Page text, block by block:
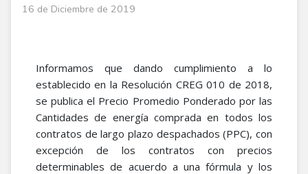
16 de Diciembre de 2019
Informamos que dando cumplimiento a lo
establecido en la Resolución CREG 010 de 2018,
se publica el Precio Promedio Ponderado por las
Cantidades de energía comprada en todos los
contratos de largo plazo despachados (PPC), con
excepción de los contratos con precios
determinables de acuerdo a una fórmula y los